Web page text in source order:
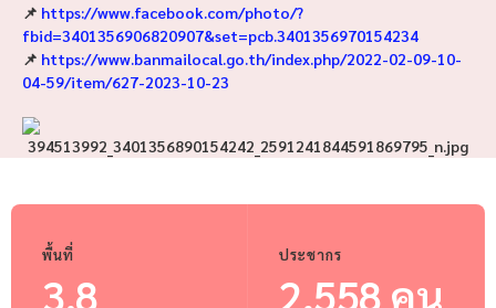
📌 https://www.facebook.com/photo/?
fbid=3401356906820907&set=pcb.3401356970154234
📌 https://www.banmailocal.go.th/index.php/2022-02-09-10-
04-59/item/627-2023-10-23
พื้นที่
3.8
ประชากร
2,558 คน